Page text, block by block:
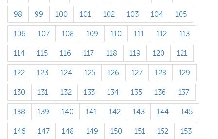
98 99 100 101 102 103 104 105
106 107 108 109 110 111 112 113
114 115 116 117 118 119 120 121
122 123 124 125 126 127 128 129
130 131 132 133 134 135 136 137
138 139 140 141 142 143 144 145
146 147 148 149 150 151 152 153